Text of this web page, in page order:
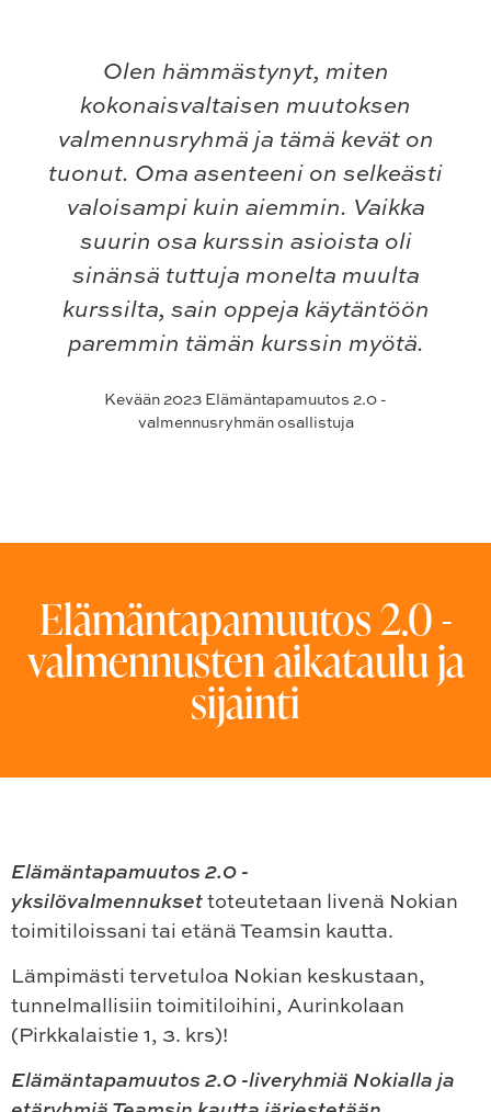
Olen hämmästynyt, miten
kokonaisvaltaisen muutoksen
valmennusryhmä ja tämä kevät on
tuonut. Oma asenteeni on selkeästi
valoisampi kuin aiemmin. Vaikka
suurin osa kurssin asioista oli
sinänsä tuttuja monelta muulta
kurssilta, sain oppeja käytäntöön
paremmin tämän kurssin myötä.
Kevään 2023 Elämäntapamuutos 2.0 -
valmennusryhmän osallistuja
Elämäntapamuutos 2.0 -
valmennusten aikataulu ja
sijainti
Elämäntapamuutos 2.0 -
yksilövalmennuksettoteutetaan livenä Nokian
toimitiloissani tai etänä Teamsin kautta.
Lämpimästi tervetuloa Nokian keskustaan,
tunnelmallisiin toimitiloihini, Aurinkolaan
(Pirkkalaistie 1, 3. krs)!
Elämäntapamuutos 2.0 -liveryhmiä Nokialla ja